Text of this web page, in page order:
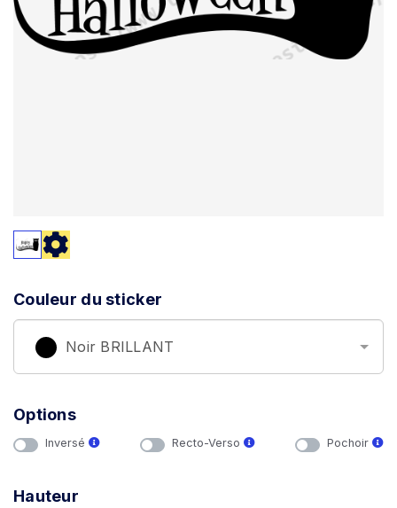
Couleur du sticker
Noir BRILLANT
Options
Inversé Recto-Verso Pochoir
Hauteur